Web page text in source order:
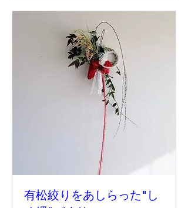
有松絞りをあしらった"し